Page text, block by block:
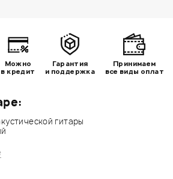
гитары
Можно
в кредит
Гарантия
и поддержка
Принимаем
все виды оплат